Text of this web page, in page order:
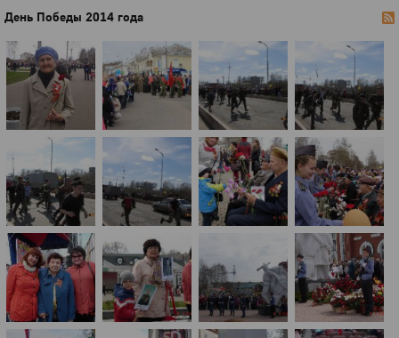
День Победы 2014 года